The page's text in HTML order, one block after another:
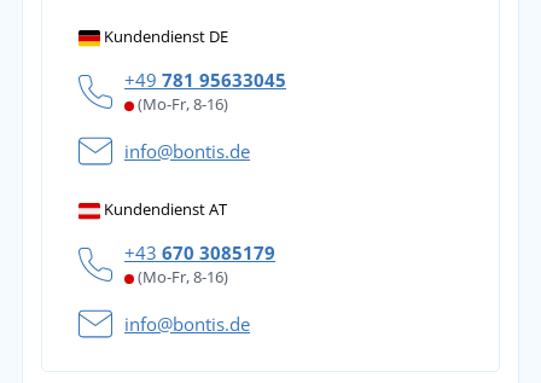
Kundendienst DE
+49 781 95633045
(Mo-Fr, 8-16)
info@bontis.de
Kundendienst AT
+43 670 3085179
(Mo-Fr, 8-16)
info@bontis.de